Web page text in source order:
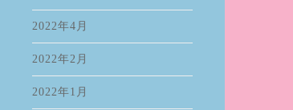
2022年4月
2022年2月
2022年1月